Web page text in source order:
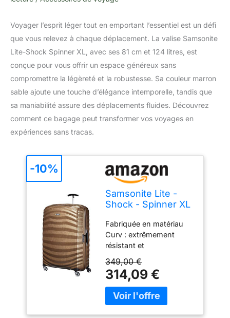
Voyager l’esprit léger tout en emportant l’essentiel est un défi
que vous relevez à chaque déplacement. La valise Samsonite
Lite-Shock Spinner XL, avec ses 81 cm et 124 litres, est
conçue pour vous offrir un espace généreux sans
compromettre la légèreté et la robustesse. Sa couleur marron
sable ajoute une touche d’élégance intemporelle, tandis que
sa maniabilité assure des déplacements fluides. Découvrez
comment ce bagage peut transformer vos voyages en
expériences sans tracas.
Samsonite Lite -
Shock - Spinner XL
L, Marron (Sable)
Fabriquée en matériau
Curv : extrêmement
résistant et
Garantie 10 ans
internationale Design
unique assurant
l'absorption des chocs
349,00 €
314,09 €
-10%